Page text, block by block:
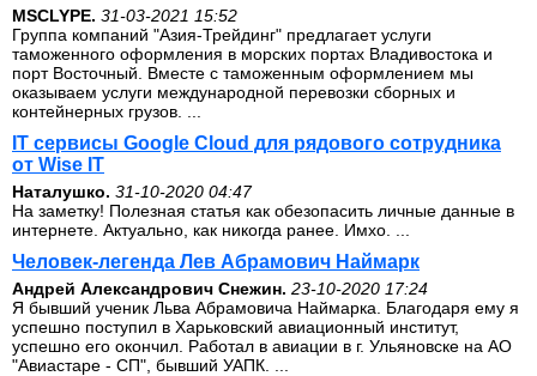
MSCLYPE. 31-03-2021 15:52
Группа компаний "Азия-Трейдинг" предлагает услуги
таможенного оформления в морских портах Владивостока и
порт Восточный. Вместе с таможенным оформлением мы
оказываем услуги международной перевозки сборных и
контейнерных грузов. ...
IT сервисы Google Cloud для рядового сотрудника
от Wise IT
Наталушко. 31-10-2020 04:47
На заметку! Полезная статья как обезопасить личные данные в
интернете. Актуально, как никогда ранее. Имхо. ...
Человек-легенда Лев Абрамович Наймарк
Андрей Александрович Снежин. 23-10-2020 17:24
Я бывший ученик Льва Абрамовича Наймарка. Благодаря ему я
успешно поступил в Харьковский авиационный институт,
успешно его окончил. Работал в авиации в г. Ульяновске на АО
"Авиастаре - СП", бывший УАПК. ...